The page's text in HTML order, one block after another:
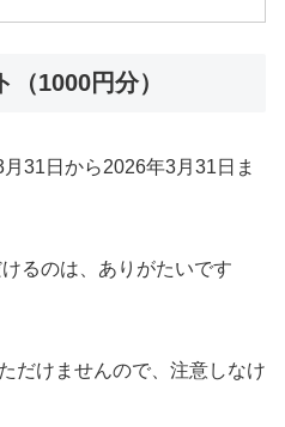
1000円分）
31日から2026年3月31日ま
るのは、ありがたいです
だけませんので、注意しなけ